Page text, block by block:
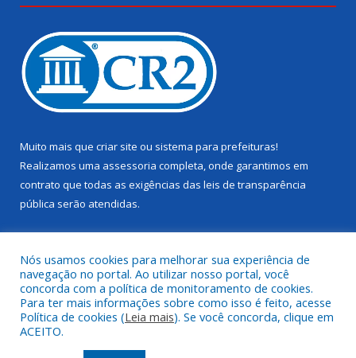
Muito mais que criar site ou sistema para prefeituras!
Realizamos uma assessoria completa, onde garantimos em
contrato que todas as exigências das leis de transparência
pública serão atendidas.
Todos os direitos reservados a Câmara Municipal de Juruti.
Nós usamos cookies para melhorar sua experiência de
navegação no portal. Ao utilizar nosso portal, você
concorda com a política de monitoramento de cookies.
Para ter mais informações sobre como isso é feito, acesse
Política de cookies (Leia mais). Se você concorda, clique em
ACEITO.